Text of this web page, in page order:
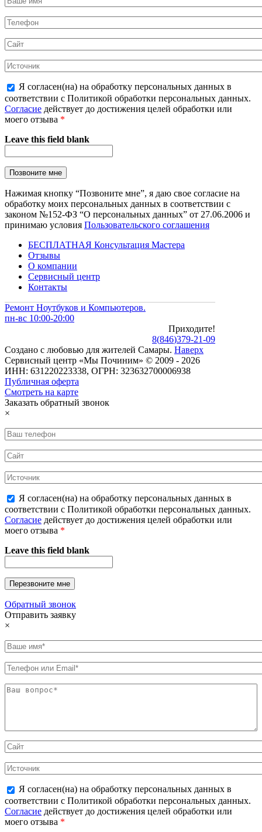
Я согласен(на) на обработку персональных данных в
соответствии с Политикой обработки персональных данных.
Согласие действует до достижения целей обработки или
моего отзыва *
Leave this field blank
Нажимая кнопку “Позвоните мне”, я даю свое согласие на
обработку моих персональных данных в соответствии с
законом №152-ФЗ “О персональных данных” от 27.06.2006 и
принимаю условия Пользовательского соглашения
БЕСПЛАТНАЯ Консультация Мастера
Отзывы
О компании
Сервисный центр
Контакты
Ремонт Ноутбуков и Компьютеров.
пн-вс 10:00-20:00
Приходите!
8(846)379-21-09
Создано с любовью для жителей Самары. Наверх
Сервисный центр «Мы Починим» © 2009 - 2026
ИНН: 631220223338, ОГРН: 323632700006938
Публичная оферта
Смотреть на карте
Заказать обратный звонок
×
Я согласен(на) на обработку персональных данных в
соответствии с Политикой обработки персональных данных.
Согласие действует до достижения целей обработки или
моего отзыва *
Leave this field blank
Обратный звонок
Отправить заявку
×
Я согласен(на) на обработку персональных данных в
соответствии с Политикой обработки персональных данных.
Согласие действует до достижения целей обработки или
моего отзыва *